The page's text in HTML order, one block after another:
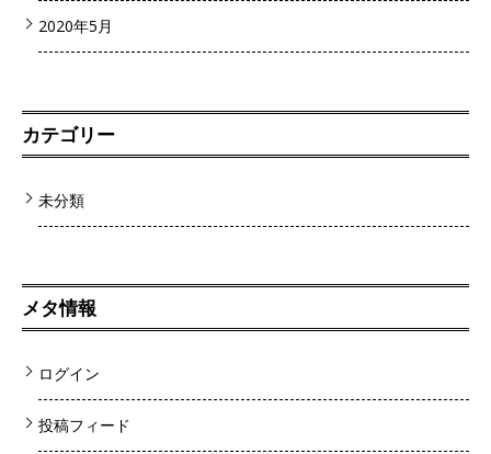
2020年5月
カテゴリー
未分類
メタ情報
ログイン
投稿フィード